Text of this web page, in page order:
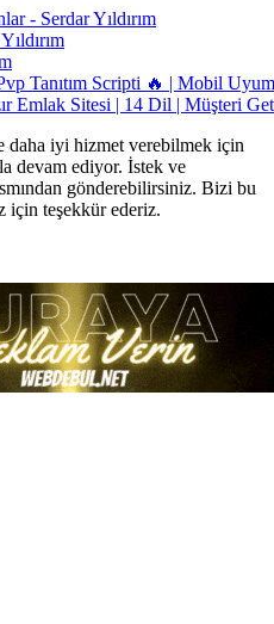
- Serdar Yıldırım
Tanıtım Scripti 🔥 | Mobil
Emlak Sitesi | 14 Dil | Müşteri
daha iyi hizmet verebilmek için
devam ediyor. İstek ve
gönderebilirsiniz. Bizi bu
için teşekkür ederiz.